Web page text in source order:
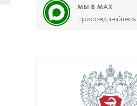
МЫ В MAX
Присоединяйтесь